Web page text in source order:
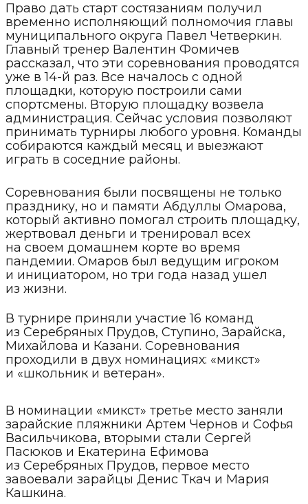
Право дать старт состязаниям получил
временно исполняющий полномочия главы
муниципального округа Павел Четверкин.
Главный тренер Валентин Фомичев
рассказал, что эти соревнования проводятся
уже в 14-й раз. Все началось с одной
площадки, которую построили сами
спортсмены. Вторую площадку возвела
администрация. Сейчас условия позволяют
принимать турниры любого уровня. Команды
собираются каждый месяц и выезжают
играть в соседние районы.
Соревнования были посвящены не только
празднику, но и памяти Абдуллы Омарова,
который активно помогал строить площадку,
жертвовал деньги и тренировал всех
на своем домашнем корте во время
пандемии. Омаров был ведущим игроком
и инициатором, но три года назад ушел
из жизни.
В турнире приняли участие 16 команд
из Серебряных Прудов, Ступино, Зарайска,
Михайлова и Казани. Соревнования
проходили в двух номинациях: «микст»
и «школьник и ветеран».
В номинации «микст» третье место заняли
зарайские пляжники Артем Чернов и Софья
Васильчикова, вторыми стали Сергей
Пасюков и Екатерина Ефимова
из Серебряных Прудов, первое место
завоевали зарайцы Денис Ткач и Мария
Кашкина.